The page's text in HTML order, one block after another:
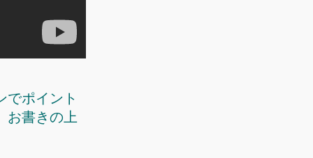
でポイント
お書きの上